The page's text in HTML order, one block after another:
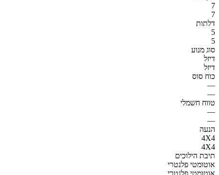
7
7
דלתות
5
5
סוג מנוע
דיזל
דיזל
כוח סוס
—
—
טווח חשמלי
—
—
הנעה
4X4
4X4
תיבת הילוכים
אוטומטי פלנטרי
אוטומטי פלנטרי